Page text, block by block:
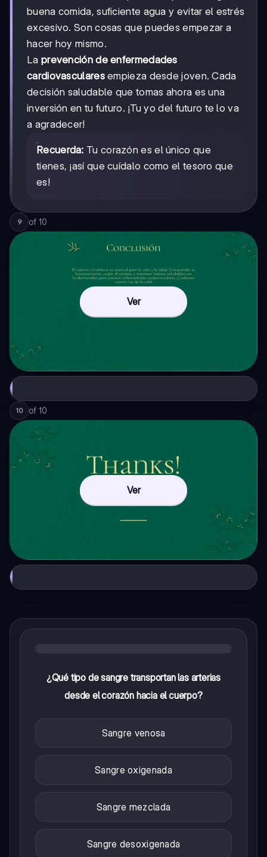
buena comida, suficiente agua y evitar el estrés
excesivo. Son cosas que puedes empezar a
hacer hoy mismo.
La prevención de enfermedades
cardiovascularesempieza desde joven. Cada
decisión saludable que tomas ahora es una
inversión en tu futuro. ¡Tu yo del futuro te lo va
a agradecer!
Recuerda: Tu corazón es el único que
tienes, ¡así que cuídalo como el tesoro que
es!
9 of 10
Ver
10 of 10
Ver
¿Qué tipo de sangre transportan las arterias
desde el corazón hacia el cuerpo?
Sangre venosa
Sangre oxigenada
Sangre mezclada
Sangre desoxigenada